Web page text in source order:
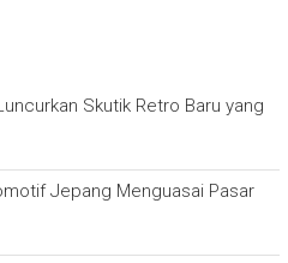
Skutik Retro Baru yang
Jepang Menguasai Pasar